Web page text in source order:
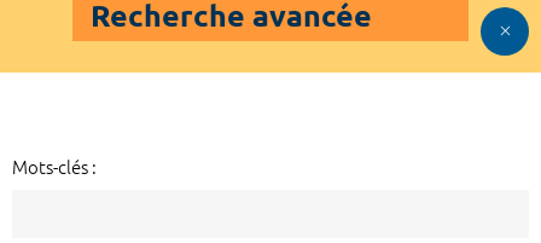
Recherche avancée
Mots-clés :